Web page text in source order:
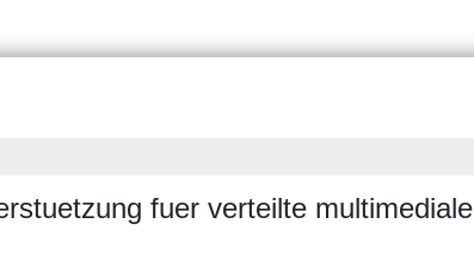
fuer verteilte multimediale